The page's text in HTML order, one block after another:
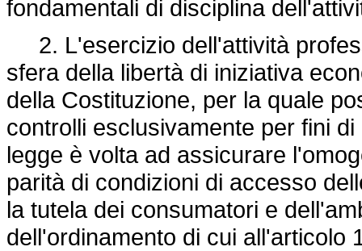
fondamentali di disciplina
2. L'esercizio dell'attività
sfera della libertà di iniziativa
della Costituzione, per la quale
controlli esclusivamente per fini
legge è volta ad assicurare
parità di condizioni di accesso
la tutela dei consumatori e
dell'ordinamento di cui all'articolo